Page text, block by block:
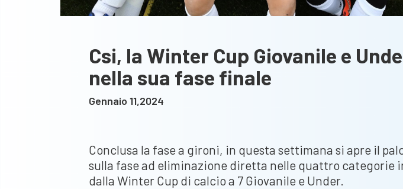
Csi, la Winter Cup Giovanile e
nella sua fase finale
Gennaio 11,2024
Conclusa la fase a gironi, in questa settimana si apre il
sulla fase ad eliminazione diretta nelle quattro categorie
dalla Winter Cup di calcio a 7 Giovanile e Under.